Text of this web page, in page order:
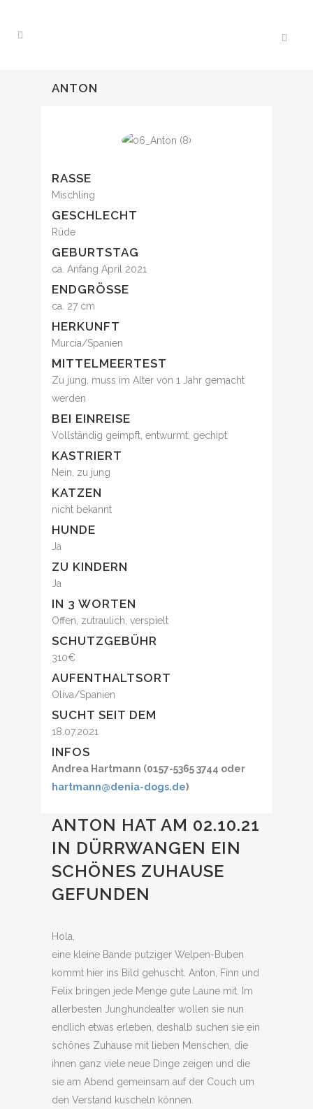
ANTON
RASSE
Mischling
GESCHLECHT
Rüde
GEBURTSTAG
ca. Anfang April 2021
ENDGRÖSSE
ca. 27 cm
HERKUNFT
Murcia/Spanien
MITTELMEERTEST
Zu jung, muss im Alter von 1 Jahr gemacht
werden
BEI EINREISE
Vollständig geimpft, entwurmt, gechipt
KASTRIERT
Nein, zu jung
KATZEN
nicht bekannt
HUNDE
Ja
ZU KINDERN
Ja
IN 3 WORTEN
Offen, zutraulich, verspielt
SCHUTZGEBÜHR
310€
AUFENTHALTSORT
Oliva/Spanien
SUCHT SEIT DEM
18.07.2021
INFOS
Andrea Hartmann (0157-5365 3744 oder
hartmann@denia-dogs.de)
ANTON HAT AM 02.10.21
IN DÜRRWANGEN EIN
SCHÖNES ZUHAUSE
GEFUNDEN
Hola,
eine kleine Bande putziger Welpen-Buben
kommt hier ins Bild gehuscht. Anton, Finn und
Felix bringen jede Menge gute Laune mit. Im
allerbesten Junghundealter wollen sie nun
endlich etwas erleben, deshalb suchen sie ein
schönes Zuhause mit lieben Menschen, die
ihnen ganz viele neue Dinge zeigen und die
sie am Abend gemeinsam auf der Couch um
den Verstand kuscheln können.